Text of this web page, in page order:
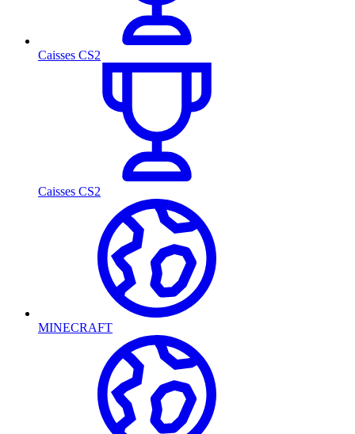
Caisses CS2
Caisses CS2
MINECRAFT